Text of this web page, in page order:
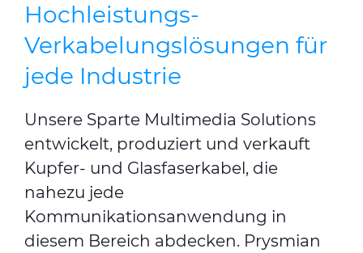
Hochleistungs-
Verkabelungslösungen für
jede Industrie
Unsere Sparte Multimedia Solutions
entwickelt, produziert und verkauft
Kupfer- und Glasfaserkabel, die
nahezu jede
Kommunikationsanwendung in
diesem Bereich abdecken. Prysmian